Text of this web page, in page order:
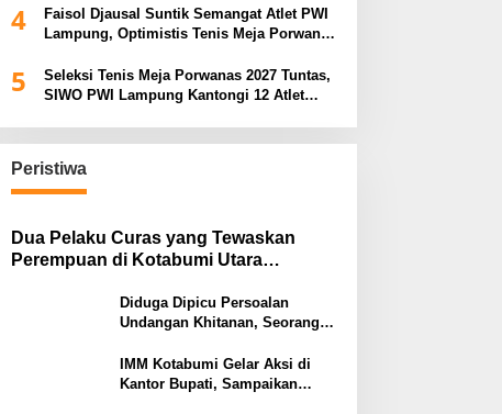
4
Faisol Djausal Suntik Semangat Atlet PWI
Lampung, Optimistis Tenis Meja Porwanas
5
Seleksi Tenis Meja Porwanas 2027 Tuntas,
SIWO PWI Lampung Kantongi 12 Atlet
Peristiwa
Dua Pelaku Curas yang Tewaskan
Perempuan di Kotabumi Utara
Diduga Dipicu Persoalan
Undangan Khitanan, Seorang
Tertembak
IMM Kotabumi Gelar Aksi di
Kantor Bupati, Sampaikan